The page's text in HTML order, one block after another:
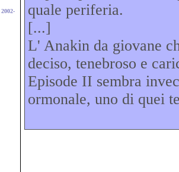
quale periferia.
[...]
L' Anakin da giovane
deciso, tenebroso e
Episode II sembra
ormonale, uno di quei